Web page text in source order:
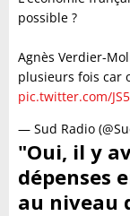
possible ?
Agnès Verdier-
plusieurs fois car
pic.twitter.com/
— Sud Radio
"Oui, il y
dépenses
au niveau